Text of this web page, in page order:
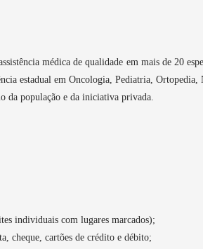
médica de qualidade em mais de 20
estadual em Oncologia, Pediatria,
da população e da iniciativa privada.
individuais com lugares marcados);
cheque, cartões de crédito e débito;